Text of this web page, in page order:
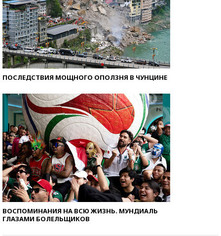
ПОСЛЕДСТВИЯ МОЩНОГО ОПОЛЗНЯ В ЧУНЦИНЕ
ВОСПОМИНАНИЯ НА ВСЮ ЖИЗНЬ. МУНДИАЛЬ
ГЛАЗАМИ БОЛЕЛЬЩИКОВ